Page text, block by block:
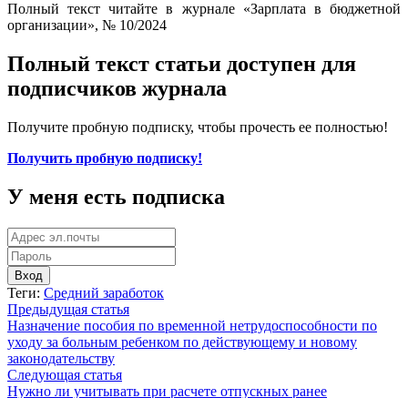
Полный текст читайте в журнале «Зарплата в бюджетной
организации», № 10/2024
Полный текст статьи доступен для
подписчиков журнала
Получите пробную подписку, чтобы прочесть ее полностью!
Получить пробную подписку!
У меня есть подписка
Вход
Теги: Средний заработок
Предыдущая статья
Назначение пособия по временной нетрудоспособности по
уходу за больным ребенком по действующему и новому
законодательству
Следующая статья
Нужно ли учитывать при расчете отпускных ранее